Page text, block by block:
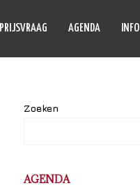
PRIJSVRAAG AGENDA INFO
Zoeken
AGENDA